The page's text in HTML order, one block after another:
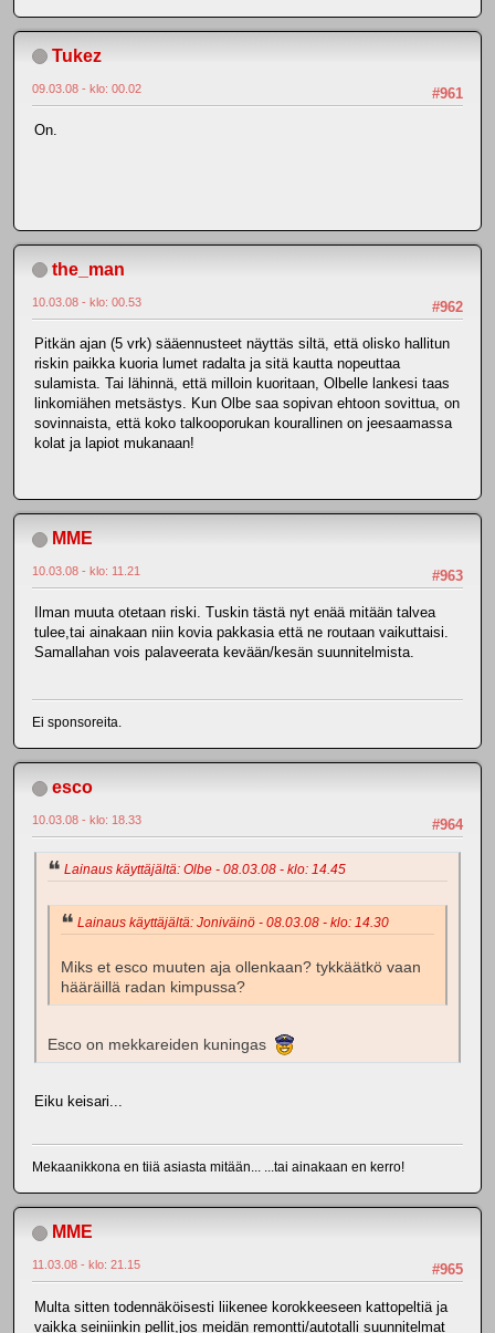
Tukez
#961
09.03.08 - klo: 00.02
On.
the_man
#962
10.03.08 - klo: 00.53
Pitkän ajan (5 vrk) sääennusteet näyttäs siltä, että olisko hallitun
riskin paikka kuoria lumet radalta ja sitä kautta nopeuttaa
sulamista. Tai lähinnä, että milloin kuoritaan, Olbelle lankesi taas
linkomiähen metsästys. Kun Olbe saa sopivan ehtoon sovittua, on
sovinnaista, että koko talkooporukan kourallinen on jeesaamassa
kolat ja lapiot mukanaan!
MME
#963
10.03.08 - klo: 11.21
Ilman muuta otetaan riski. Tuskin tästä nyt enää mitään talvea
tulee,tai ainakaan niin kovia pakkasia että ne routaan vaikuttaisi.
Samallahan vois palaveerata kevään/kesän suunnitelmista.
Ei sponsoreita.
esco
#964
10.03.08 - klo: 18.33
Lainaus käyttäjältä: Olbe - 08.03.08 - klo: 14.45
Lainaus käyttäjältä: Joniväinö - 08.03.08 - klo: 14.30
Miks et esco muuten aja ollenkaan? tykkäätkö vaan
hääräillä radan kimpussa?
Esco on mekkareiden kuningas
Eiku keisari...
Mekaanikkona en tiiä asiasta mitään... ...tai ainakaan en kerro!
MME
#965
11.03.08 - klo: 21.15
Multa sitten todennäköisesti liikenee korokkeeseen kattopeltiä ja
vaikka seiniinkin pellit,jos meidän remontti/autotalli suunnitelmat